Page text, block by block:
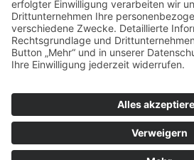
Freyung 1, 92539 Schönsee
Tel.:+49 (0)9674 / 92 48 78
veronika.hofinger@cebb.de
bbkult.net